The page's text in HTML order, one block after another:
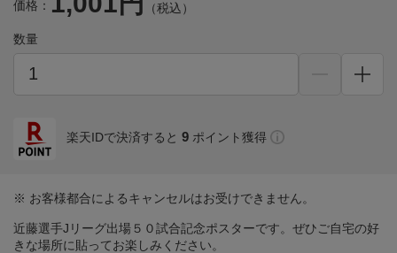
価格： （税込）
数量
楽天IDで決済すると 9 ポイント獲得
※ お客様都合によるキャンセルはお受けできません。
近藤選手Jリーグ出場５０試合記念ポスターです。ぜひご自宅の好
きな場所に貼ってお楽しみください。